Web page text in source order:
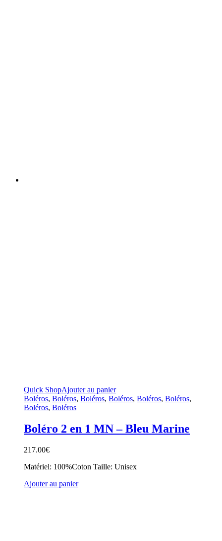
Quick ShopAjouter au panier
Boléros, Boléros, Boléros, Boléros, Boléros, Boléros,
Boléros, Boléros
Boléro 2 en 1 MN – Bleu Marine
217.00€
Matériel: 100%Coton Taille: Unisex
Ajouter au panier